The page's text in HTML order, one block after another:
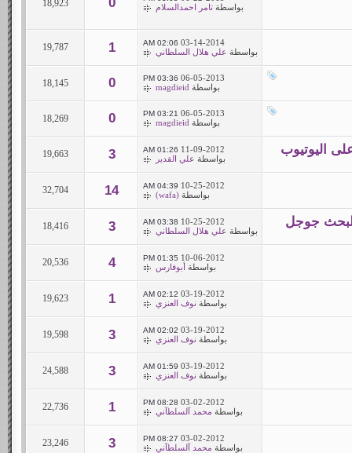
بواسطة تامر احمدالسلام 18,923
03-14-2014
02:06 AM
بواسطة علي هلال السلطاني 1
19,787
06-05-2013
03:36 PM
بواسطة magdieid
0
18,145
06-05-2013
03:21 PM
بواسطة magdieid
0
18,269
11-09-2012
01:26 AM
بواسطة علي القدير 3
19,663
10-25-2012
04:39 AM
بواسطة (wafa)
14
32,704
جوجل 10-25-2012
03:38 AM
بواسطة علي هلال السلطاني 3
18,416
10-06-2012
01:35 PM
بواسطة أبوفارس 4
20,536
03-19-2012
02:12 AM
بواسطة نوف العنزي 1
19,623
03-19-2012
02:02 AM
بواسطة نوف العنزي 3
19,598
03-19-2012
01:59 AM
بواسطة نوف العنزي 3
24,588
03-02-2012
08:28 PM
بواسطة محمد آلسلطآني 1
22,736
03-02-2012
08:27 PM
بواسطة محمد آلسلطآني 3
23,246